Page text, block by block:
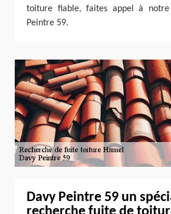
toiture fiable, faites appel à notre
Peintre 59.
Davy Peintre 59 un